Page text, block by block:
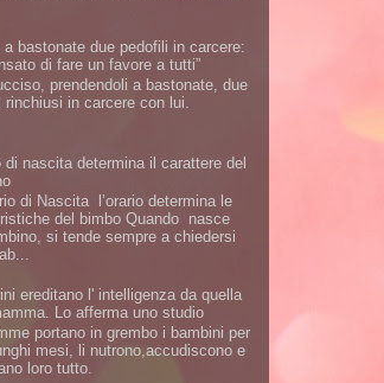
a bastonate due pedofili in carcere:
di fare un favore a tutti”
prendendoli a bastonate, due
rinchiusi in carcere con lui.
di nascita determina il carattere del
di Nascita l’orario determina le
del bimbo Quando nasce
si tende sempre a chiedersi
ereditano l' intelligenza da quella
Lo afferma uno studio
portano in grembo i bambini per
mesi, li nutrono,accudiscono e
loro tutto.